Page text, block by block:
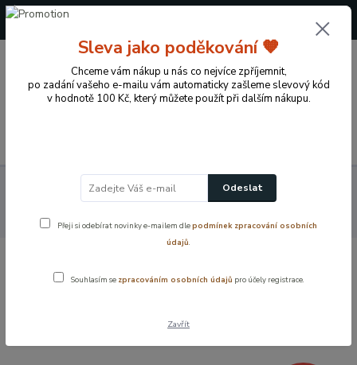
+420 724 722 973
0 Kč
Koupelnové vybavení a doplňky
Koupelnové příslušenství
Držák na papírové ručníky, chrom – univerzální držák na
role a ubrousky
Držák na papírové ručníky, chrom –
Sleva jako poděkování 🧡
Chceme vám nákup u nás co nejvíce zpříjemnit,
po zadání vašeho e-mailu vám automaticky zašleme slevový kód
v hodnotě 100 Kč, který můžete použít při dalším nákupu.
Odeslat
Přeji si odebírat novinky e-mailem dlepodmínek zpracování osobních
údajů.
Souhlasím se zpracováním osobních údajů pro účely registrace.
Zavřít